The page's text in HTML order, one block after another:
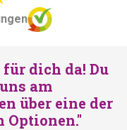
dich da! Du
am
über eine der
Optionen."